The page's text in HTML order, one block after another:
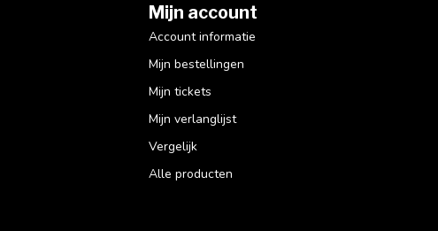
Mijn account
Account informatie
Mijn bestellingen
Mijn tickets
Mijn verlanglijst
Vergelijk
Alle producten